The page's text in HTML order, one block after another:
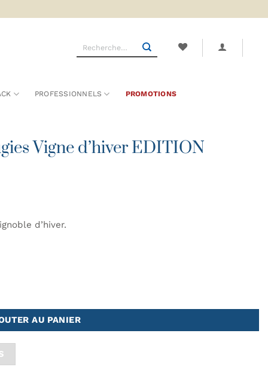
Recherche
PROFESSIONNELS PROMOTIONS
Vigne d’hiver EDITION
d’hiver.
AU PANIER